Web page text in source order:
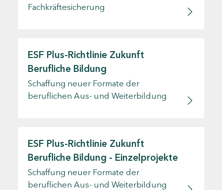
Fachkräftesicherung
ESF Plus-Richtlinie Zukunft
Berufliche Bildung
Schaffung neuer Formate der
beruflichen Aus- und Weiterbildung
ESF Plus-Richtlinie Zukunft
Berufliche Bildung - Einzelprojekte
Schaffung neuer Formate der
beruflichen Aus- und Weiterbildung